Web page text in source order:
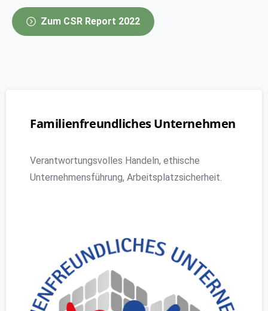
Zum CSR Report 2022
FamilienfreundlichesUnternehmen
Verantwortungsvolles Handeln, ethische
Unternehmensführung, Arbeitsplatzsicherheit.